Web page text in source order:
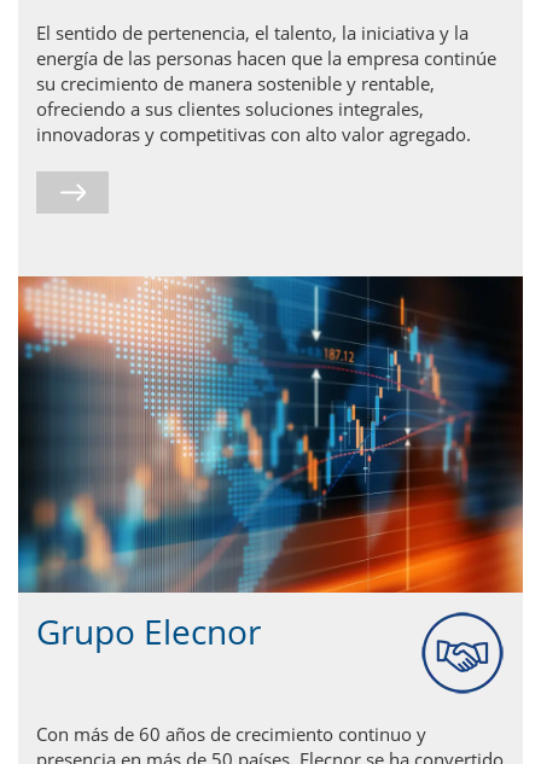
El sentido de pertenencia, el talento, la iniciativa y la
energía de las personas hacen que la empresa continúe
su crecimiento de manera sostenible y rentable,
ofreciendo a sus clientes soluciones integrales,
innovadoras y competitivas con alto valor agregado.
Grupo Elecnor
Con más de 60 años de crecimiento continuo y
presencia en más de 50 países, Elecnor se ha convertido